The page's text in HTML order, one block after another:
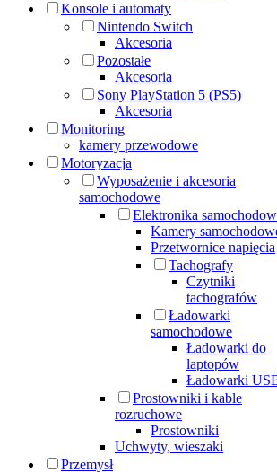
Konsole i automaty
Nintendo Switch
Akcesoria
Pozostałe
Akcesoria
Sony PlayStation 5 (PS5)
Akcesoria
Monitoring
kamery przewodowe
Motoryzacja
Wyposażenie i akcesoria
samochodowe
Elektronika
Kamery
Przetwornice napięcia
Tachografy
Czytniki
tachografów
Ładowarki
samochodowe
Ładowarki do
laptopów
Ładowarki
Prostowniki i kable
rozruchowe
Prostowniki
Uchwyty, wieszaki
Przemysł